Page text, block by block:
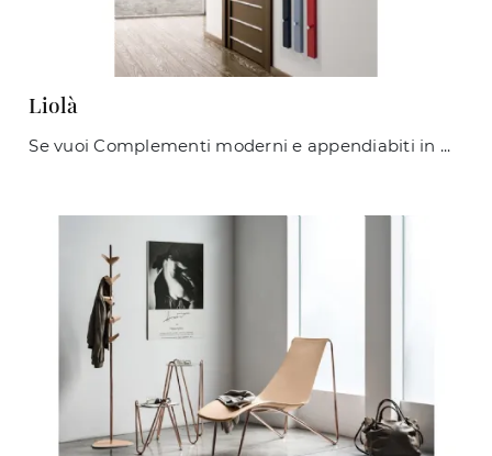
Liolà
Se vuoi Complementi moderni e appendiabiti in melaminico scopri di più sul modello Liolà del brand Maconi.